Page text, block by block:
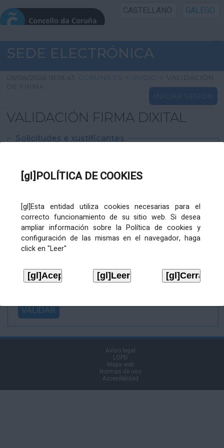
[gl]POLÍTICA DE COOKIES
[gl]Esta entidad utiliza cookies necesarias para el
correcto funcionamiento de su sitio web. Si desea
ampliar información sobre la Política de cookies y
configuración de las mismas en el navegador, haga
click en "Leer"
CASTELLANO GALEGO
INICIO SEDE
INICIO
INFORMACIÓN PÚBLICA
SEDE ELECTRÓNICA
06/08/2026 18:18:43 CORUNA.ES > INICIO >
VALIDACIÓN
DE FIRMA
INICIAR SESIÓN
VALIDACIÓN FIRMA DIXITAL
Solicitudes e xustificantes
XML
Ficheiros varios
Ficheiro
asinado:
firma (.p7s):
Aviso legal
LOPD
Mapa web
Normas de uso
Accesibilidad